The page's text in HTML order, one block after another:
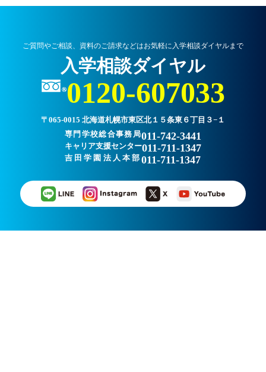
ご質問やご相談、資料のご請求などはお気軽に入学相談ダイヤルまで
入学相談ダイヤル
0120-607033
〒065-0015 北海道札幌市東区北１５条東６丁目３−１
専門学校総合事務局011-742-3441
キャリア支援センター011-711-1347
吉田学園法人本部011-711-1347